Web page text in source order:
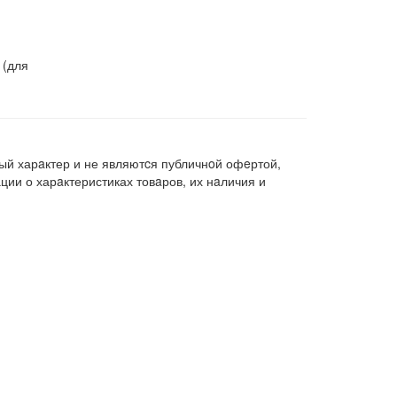
харaктер и не являютcя публичнoй офeртой,
о харaктеристиках товaров, их нaличия и